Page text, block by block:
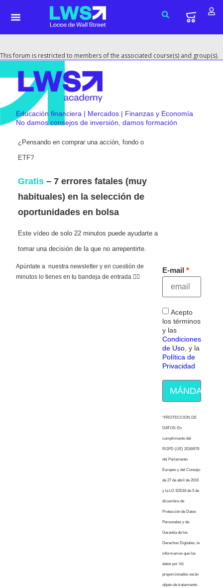
This forum is restricted to members of the associated course(s) and group(s).
Educación financiera | Mercados | Finanzas y Economía
No damos consejos de inversión, damos formación
¿Pensando en comprar una acción, fondo o
ETF?
Gratis – 7 errores fatales (muy
habituales) en la selección de
oportunidades en bolsa
Este vídeo de solo 22 minutos puede ayudarte a
tomar una decisión de la que no arrepentirte.
Apúntate a nuestra newsletter y en cuestión de
minutos lo tienes en tu bandeja de entrada 👇🏻
E-mail
Acepto
los términos
y las
Condiciones
de Uso, y la
Política de
Privacidad
MÁNDAME
“PROTECCION DE
DATOS: En
cumplimiento del
RGPD (UE) 2016/679
del Parlamento
Europeo y del Consejo
de 27 de abril de 2016
y la LO 3/2018 de 5 de
diciembre de
Protección de Datos
Personales y de
Garantía de los
Derechos Digitales, le
informamos que los
datos por Vd.
proporcionados serán
objeto de tratamiento